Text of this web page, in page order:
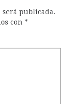
publicada.
con *